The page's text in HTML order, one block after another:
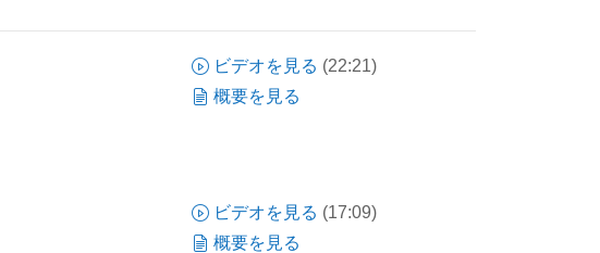
ビデオを見る (22:21)
概要を見る
ビデオを見る (17:09)
概要を見る